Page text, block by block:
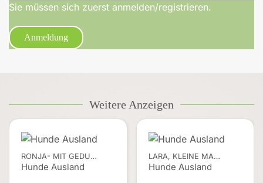
Sie müssen sich zuerst anmelden/registrieren.
Anmeldung
Weitere Anzeigen
RONJA- MIT GEDU…
Hunde Ausland
LARA, KLEINE MA…
Hunde Ausland